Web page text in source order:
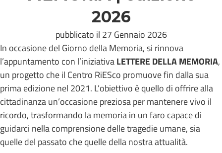
2026
pubblicato il 27 Gennaio 2026
In occasione del Giorno della Memoria, si rinnova
l’appuntamento con l’iniziativaLETTERE DELLA MEMORIA,
un progetto che il Centro RiESco promuove fin dalla sua
prima edizione nel 2021. L’obiettivo è quello di offrire alla
cittadinanza un’occasione preziosa per mantenere vivo il
ricordo, trasformando la memoria in un faro capace di
guidarci nella comprensione delle tragedie umane, sia
quelle del passato che quelle della nostra attualità.